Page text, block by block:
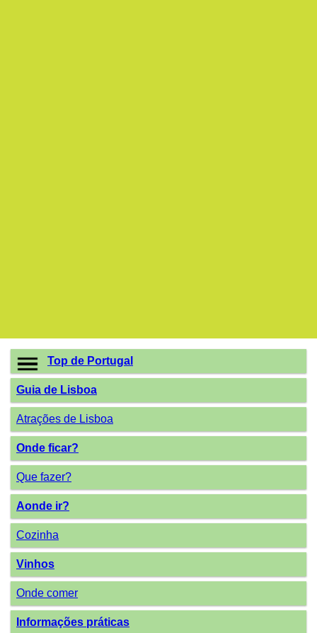
Top de Portugal
Guia de Lisboa
Atrações de Lisboa
Onde ficar?
Que fazer?
Aonde ir?
Cozinha
Vinhos
Onde comer
Informações práticas